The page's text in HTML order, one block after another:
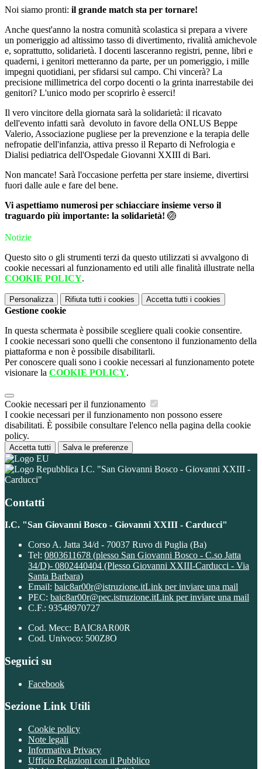
Noi siamo pronti: il grande match sta per tornare!
Anche quest'anno la nostra comunità scolastica si prepara a vivere
un pomeriggio ad altissimo tasso di divertimento, rivalità amichevole
e, soprattutto, solidarietà. I docenti lasceranno registri, penne, libri e
quaderni, i genitori metteranno da parte, per un pomeriggio, i mille
impegni quotidiani, per sfidarsi sul campo. Chi vincerà? La
precisione millimetrica del corpo docenti o la grinta inarrestabile dei
genitori? L'unico modo per scoprirlo è esserci!
Il vero vincitore della giornata sarà la solidarietà: il ricavato
dell'evento infatti sarà devoluto in favore della ONLUS Beppe
Valerio, Associazione pugliese per la prevenzione e la terapia delle
nefropatie dell'infanzia, attiva presso il Reparto di Nefrologia e
Dialisi pediatrica dell'Ospedale Giovanni XXIII di Bari.
Non mancate! Sarà l'occasione perfetta per stare insieme, divertirsi
fuori dalle aule e fare del bene.
Vi aspettiamo numerosi per schiacciare insieme verso il
traguardo più importante: la solidarietà! 🏐
Notizie
Questo sito o gli strumenti terzi da questo utilizzati si avvalgono di
cookie necessari al funzionamento ed utili alle finalità illustrate nella
COOKIE POLICY.
Personalizza Rifiuta tutti i cookies Accetta tutti i cookies
Gestione cookie
In questa schermata è possibile scegliere quali cookie consentire.
I cookie necessari sono quelli che consentono il funzionamento della
piattaforma e non è possibile disabilitarli.
Per conoscere quali sono i cookie necessari al funzionamento potete
visionare la COOKIE POLICY.
Cookie necessari per il funzionamento
I cookie necessari per il funzionamento non possono essere
disabilitati. È possibile consultare l'elenco nella pagina della cookie
policy.
Accetta tutti Salva le preferenze
I.C. "San Giovanni Bosco - Giovanni XXIII -
Carducci"
Contatti
I.C. "San Giovanni Bosco - Giovanni XXIII - Carducci"
Corso A. Jatta 34/d - 70037 Ruvo di Puglia (Ba)
Tel: 0803611678 (plesso San Giovanni Bosco - C.so Jatta
34/D)- 0802440404 (Plesso Giovanni XXIII-Carducci - Via
Santa Barbara)
Email: baic8ar00r@istruzione.itLink per inviare una mail
PEC: baic8ar00r@pec.istruzione.itLink per inviare una mail
C.F.: 93548970727
Cod. Mecc: BAIC8AR00R
Cod. Univoco: 500Z8O
Seguici su
Facebook
Sezione Link Utili
Cookie policy
Note legali
Informativa Privacy
Ufficio Relazioni con il Pubblico